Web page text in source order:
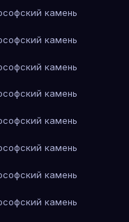
камень
камень
камень
камень
камень
камень
камень
камень